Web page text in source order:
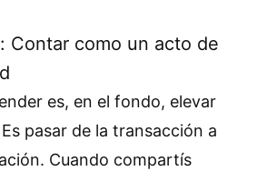
Contar como un acto de
es, en el fondo, elevar
pasar de la transacción a
Cuando compartís